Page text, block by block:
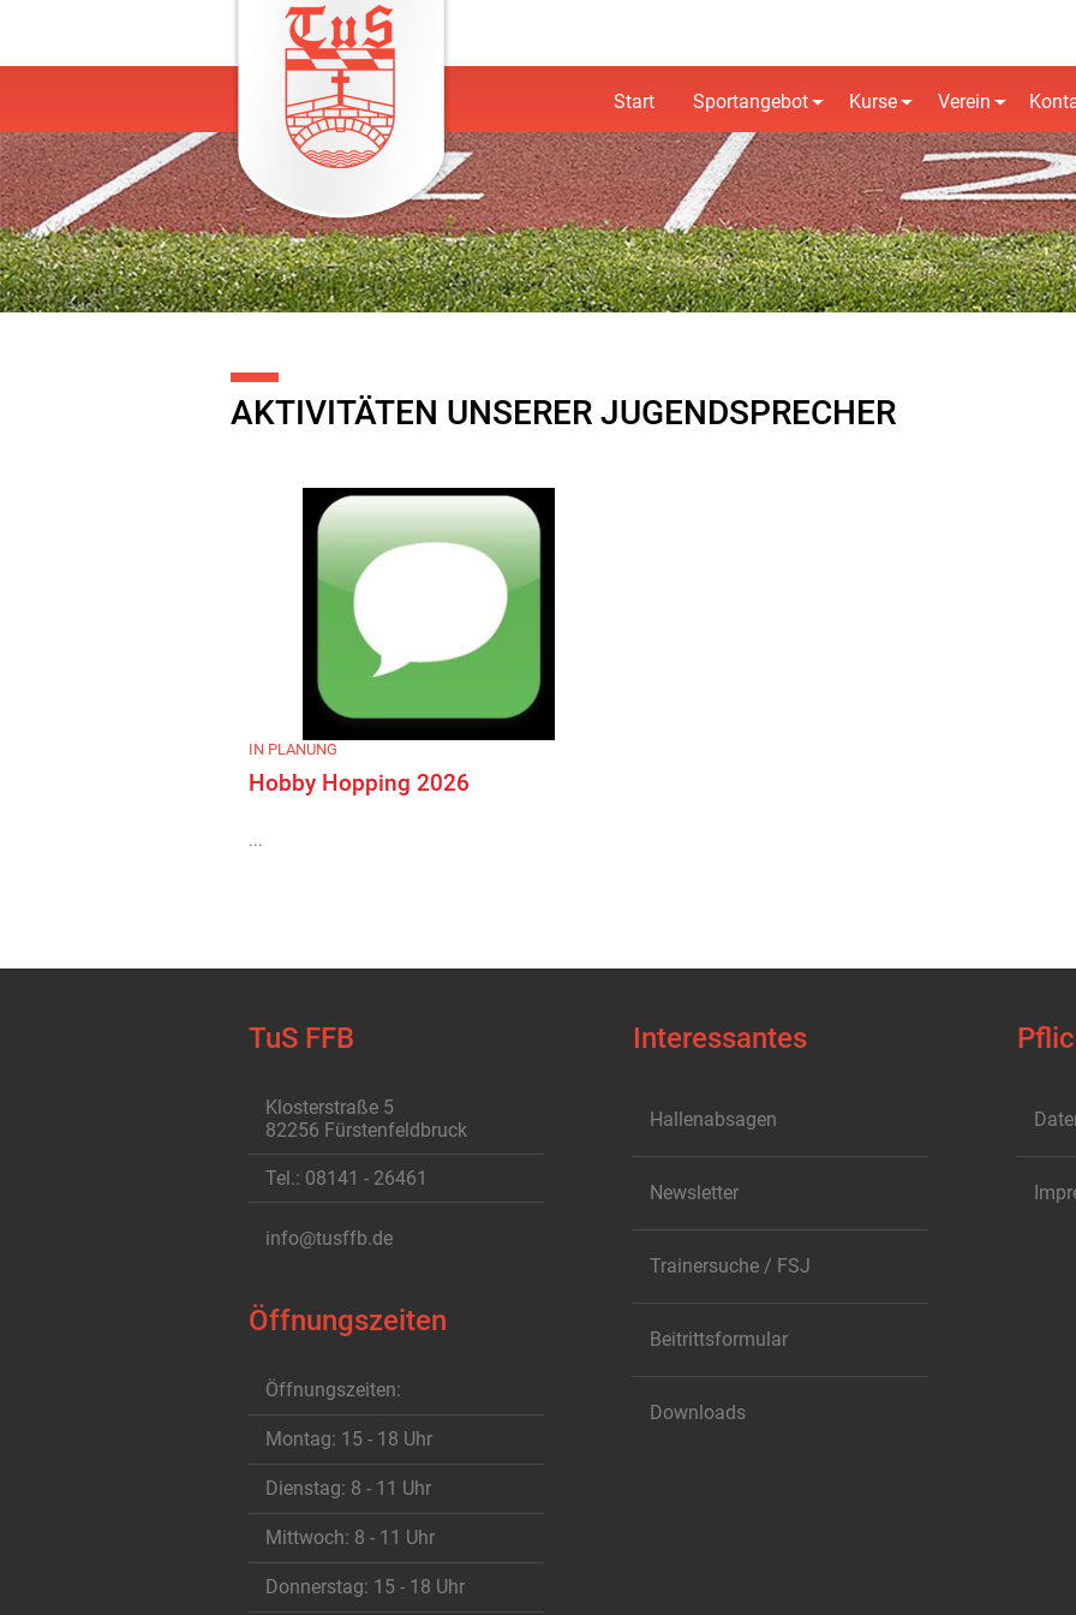
Start Sportangebot Kurse Verein
AKTIVITÄTEN UNSERER JUGENDSPRECHER
IN PLANUNG
Hobby Hopping 2026
...
TuS FFB
Klosterstraße 5
82256 Fürstenfeldbruck
Tel.: 08141 - 26461
info@tusffb.de
Öffnungszeiten
Öffnungszeiten:
Montag: 15 - 18 Uhr
Dienstag: 8 - 11 Uhr
Mittwoch: 8 - 11 Uhr
Donnerstag: 15 - 18 Uhr
Interessantes
Hallenabsagen
Newsletter
Trainersuche / FSJ
Beitrittsformular
Downloads